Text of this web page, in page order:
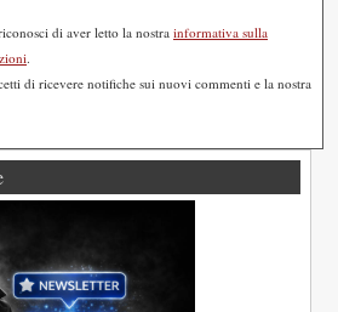
di aver letto la nostra informativa sulla
.
di ricevere notifiche sui nuovi commenti e la nostra